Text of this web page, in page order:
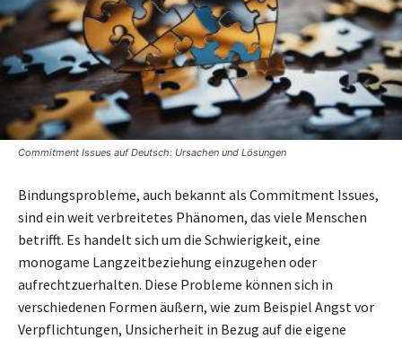
Commitment Issues auf Deutsch: Ursachen und Lösungen
Bindungsprobleme, auch bekannt als Commitment Issues,
sind ein weit verbreitetes Phänomen, das viele Menschen
betrifft. Es handelt sich um die Schwierigkeit, eine
monogame Langzeitbeziehung einzugehen oder
aufrechtzuerhalten. Diese Probleme können sich in
verschiedenen Formen äußern, wie zum Beispiel Angst vor
Verpflichtungen, Unsicherheit in Bezug auf die eigene